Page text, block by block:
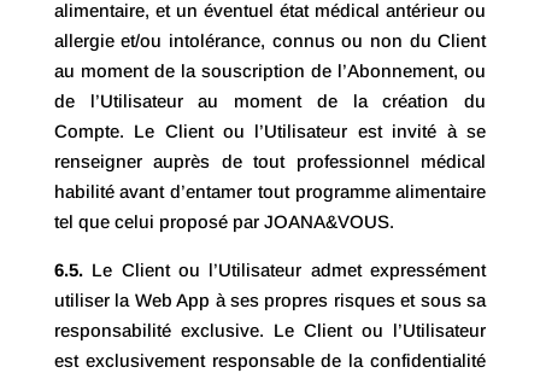
alimentaire, et un éventuel état médical antérieur ou
allergie et/ou intolérance, connus ou non du Client
au moment de la souscription de l’Abonnement, ou
de l’Utilisateur au moment de la création du
Compte. Le Client ou l’Utilisateur est invité à se
renseigner auprès de tout professionnel médical
habilité avant d’entamer tout programme alimentaire
tel que celui proposé par JOANA&VOUS.
6.5.Le Client ou l’Utilisateur admet expressément
utiliser la Web App à ses propres risques et sous sa
responsabilité exclusive. Le Client ou l’Utilisateur
est exclusivement responsable de la confidentialité